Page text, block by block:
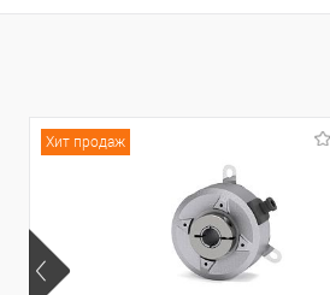
Хит продаж